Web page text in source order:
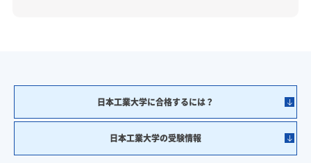
日本工業大学に合格するには？
日本工業大学の受験情報